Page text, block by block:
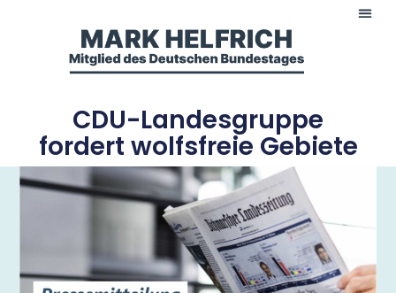
CDU-Landesgruppe
fordert wolfsfreie Gebiete